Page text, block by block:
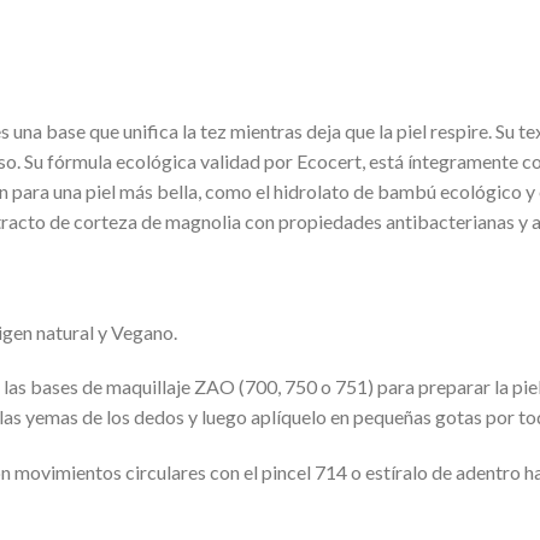
base que unifica la tez mientras deja que la piel respire. Su
Su fórmula ecológica validad por Ecocert, está íntegramente
una piel más bella, como el hidrolato de bambú ecológico
de corteza de magnolia con propiedades antibacterianas y
natural y Vegano.
bases de maquillaje ZAO (700, 750 o 751) para preparar la
yemas de los dedos y luego aplíquelo en pequeñas gotas por
movimientos circulares con el pincel 714 o estíralo de adentro